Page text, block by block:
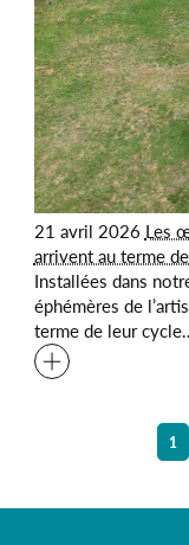
21 avril 2026 Les
arrivent au terme
Installées dans
éphémères de
terme de leur
publications
1